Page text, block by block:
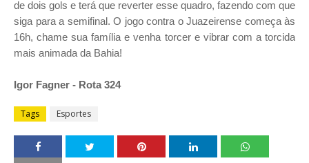
de dois gols e terá que reverter esse quadro, fazendo com que
siga para a semifinal. O jogo contra o Juazeirense começa às
16h, chame sua família e venha torcer e vibrar com a torcida
mais animada da Bahia!
Igor Fagner - Rota 324
Tags Esportes